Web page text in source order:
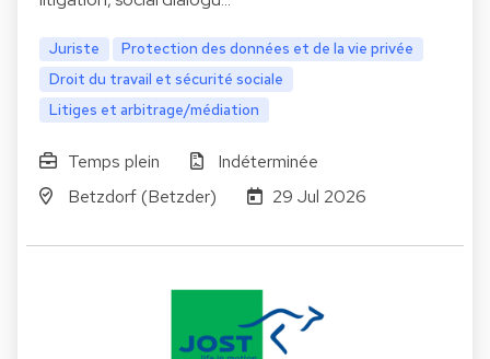
Juriste
Protection des données et de la vie privée
Droit du travail et sécurité sociale
Litiges et arbitrage/médiation
Temps plein
Indéterminée
Betzdorf (Betzder)
29 Jul 2026